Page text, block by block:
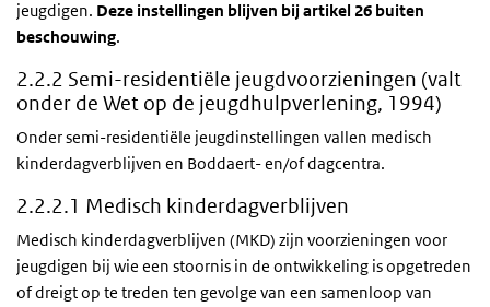
jeugdigen. Deze instellingen blijven bij artikel 26 buiten
beschouwing.
2.2.2 Semi-residentiële jeugdvoorzieningen (valt
onder de Wet op de jeugdhulpverlening, 1994)
Onder semi-residentiële jeugdinstellingen vallen medisch
kinderdagverblijven en Boddaert- en/of dagcentra.
2.2.2.1 Medisch kinderdagverblijven
Medisch kinderdagverblijven (MKD) zijn voorzieningen voor
jeugdigen bij wie een stoornis in de ontwikkeling is opgetreden
of dreigt op te treden ten gevolge van een samenloop van